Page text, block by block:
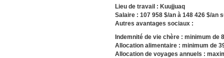
Lieu de travail : Kuujjuaq
Salaire : 107 958 $/an à 148 426 $/an
Autres avantages sociaux :
Indemnité de vie chère : minimum de
Allocation alimentaire : minimum de
Allocation de voyages annuels :